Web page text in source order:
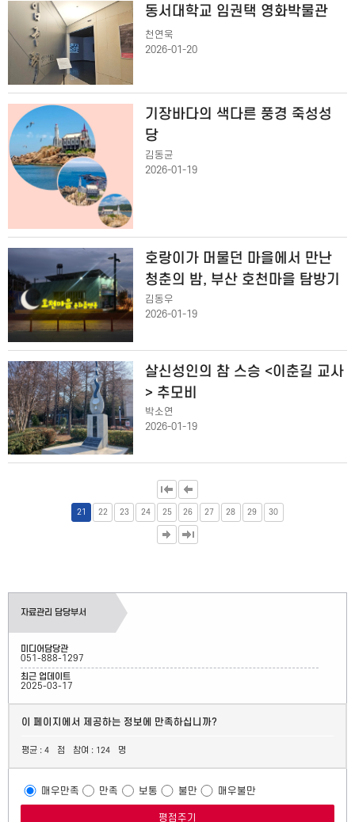
동서대학교 임권택 영화박물관
천연욱
2026-01-20
기장바다의 색다른 풍경 죽성성
당
김동균
2026-01-19
호랑이가 머물던 마을에서 만난
청춘의 밤, 부산 호천마을 탐방기
김동우
2026-01-19
살신성인의 참 스승 <이춘길 교사
> 추모비
박소연
2026-01-19
21 22 23 24 25 26 27 28 29 30
자료관리 담당부서
미디어담당관
051-888-1297
최근 업데이트
2025-03-17
이 페이지에서 제공하는 정보에 만족하십니까?
평균 : 4 점 참여 : 124 명
매우만족 만족 보통 불만 매우불만